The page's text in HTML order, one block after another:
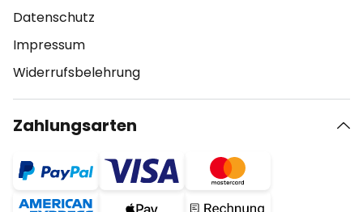
Datenschutz
Impressum
Widerrufsbelehrung
Zahlungsarten